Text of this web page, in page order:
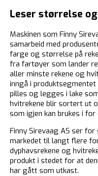
Leser størrelse
Maskinen som Finny
samarbeid med
farge og størrelse på
fra fartøyer som lander
aller minste rekene og
inngå i produktsegmentet
pilles og legges i lake
hvitrekene blir sortert ut
som igjen kan brukes i
Finny Sirevaag AS ser
markedet til langt flere
dyphavsrekene og
produkt i stedet for at
har gått som utkast.